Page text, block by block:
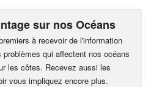
sur nos Océans
à recevoir de l'information
qui affectent nos océans
les côtes. Recevez aussi les
vous impliquez encore plus.